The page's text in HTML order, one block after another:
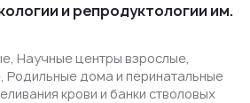
и репродуктологии им.
Научные центры взрослые,
Родильные дома и перинатальные
крови и банки стволовых